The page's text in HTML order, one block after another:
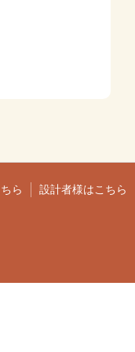
ら
設計者様はこちら